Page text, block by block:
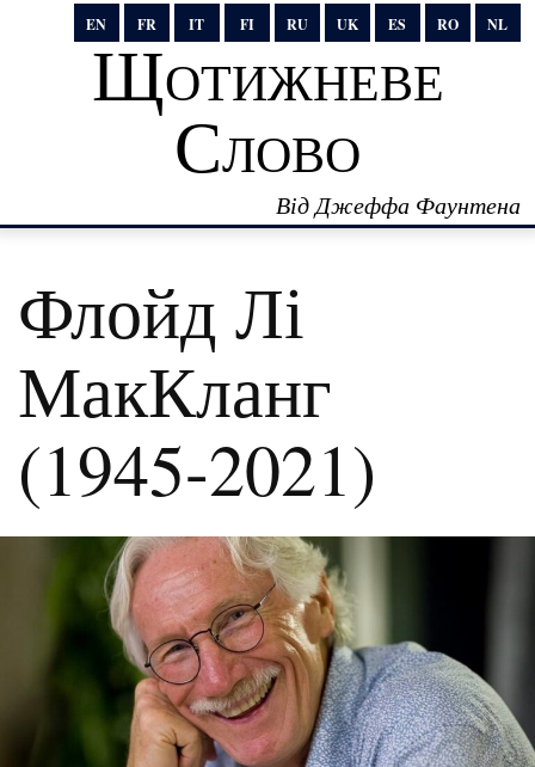
EN FR IT FI RU UK ES RO NL
Щотижневе
Слово
Від Джеффа Фаунтена
Флойд Лі
МакКланг
(1945-2021)